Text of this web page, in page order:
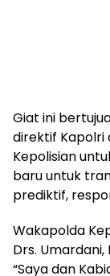
Giat ini
direktif Kapolri
Kepolisian
baru untuk
prediktif,
Wakapolda
Drs.
“Saya dan